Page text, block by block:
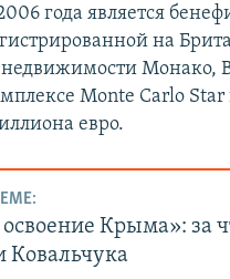
года является
на
Монако,
Monte Carlo Star
евро.
Крыма»: за
Ковальчука